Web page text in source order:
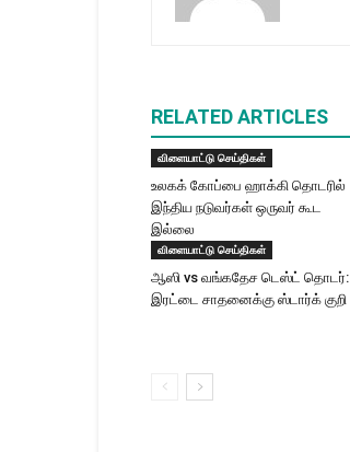
RELATED ARTICLES
விளையாட்டு செய்திகள்
உலகக் கோப்பை ஹாக்கி தொடரில்
இந்திய நடுவர்கள் ஒருவர் கூட
இல்லை
விளையாட்டு செய்திகள்
ஆஸி vs வங்கதேச டெஸ்ட் தொடர்:
இரட்டை சாதனைக்கு ஸ்டார்க் குறி